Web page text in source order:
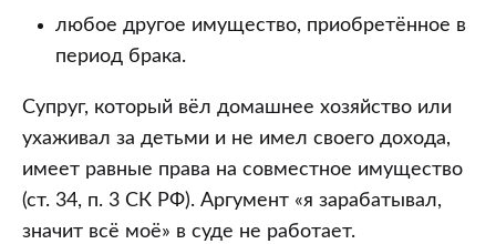
любое другое имущество, приобретённое в
период брака.
Супруг, который вёл домашнее хозяйство или
ухаживал за детьми и не имел своего дохода,
имеет равные права на совместное имущество
(ст. 34, п. 3 СК РФ). Аргумент «я зарабатывал,
значит всё моё» в суде не работает.